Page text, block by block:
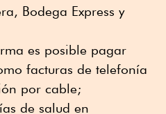
Bodega Express y
es posible pagar
facturas de telefonía
por cable;
de salud en